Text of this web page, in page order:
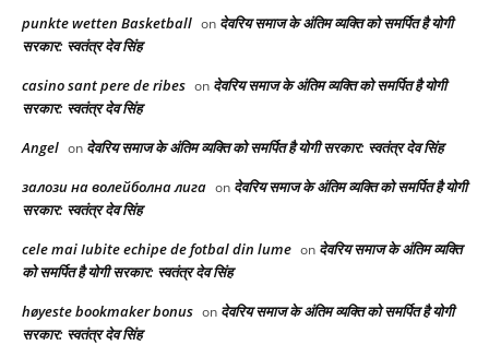
punkte wetten Basketball on देवरिय समाज के अंतिम व्यक्ति को समर्पित है योगी
सरकार: स्वतंत्र देव सिंह
casino sant pere de ribes on देवरिय समाज के अंतिम व्यक्ति को समर्पित है योगी
सरकार: स्वतंत्र देव सिंह
Angel on देवरिय समाज के अंतिम व्यक्ति को समर्पित है योगी सरकार: स्वतंत्र देव सिंह
залози на волейболна лига on देवरिय समाज के अंतिम व्यक्ति को समर्पित है योगी
सरकार: स्वतंत्र देव सिंह
cele mai Iubite echipe de fotbal din lume on देवरिय समाज के अंतिम व्यक्ति
को समर्पित है योगी सरकार: स्वतंत्र देव सिंह
høyeste bookmaker bonus on देवरिय समाज के अंतिम व्यक्ति को समर्पित है योगी
सरकार: स्वतंत्र देव सिंह